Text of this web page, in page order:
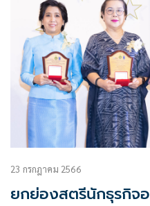
อุปรากรจีนชุด 24 ยอดกตัญญู
23 กรกฎาคม 2566
ยกย่องสตรีนักธุรกิจ